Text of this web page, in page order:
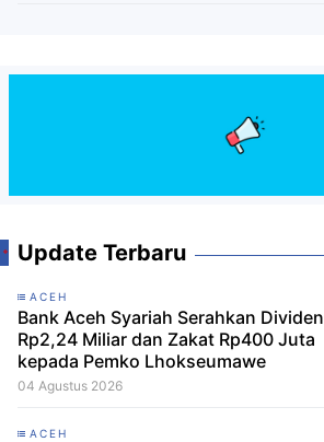
Update Terbaru
ACEH
Bank Aceh Syariah Serahkan Dividen
Rp2,24 Miliar dan Zakat Rp400 Juta
kepada Pemko Lhokseumawe
04 Agustus 2026
ACEH